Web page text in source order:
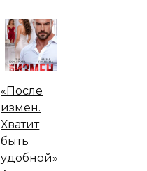
«После
измен.
Хватит
быть
удобной»